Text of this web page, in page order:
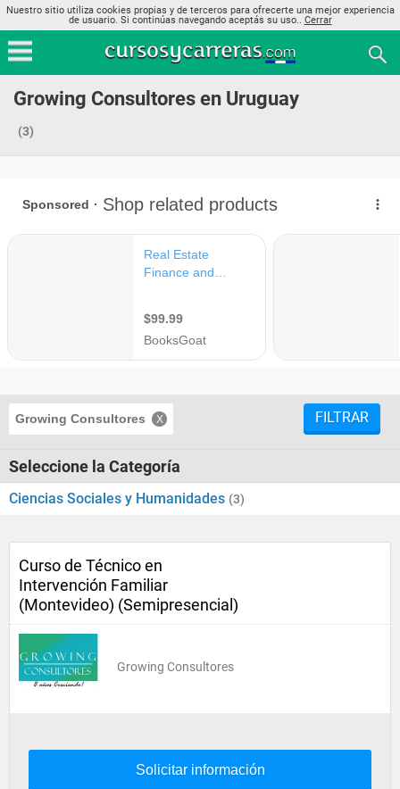
Nuestro sitio utiliza cookies propias y de terceros para ofrecerte una mejor experiencia
de usuario. Si continúas navegando aceptás su uso.. Cerrar
Growing Consultores en Uruguay
(3)
Growing Consultores FILTRAR
Seleccione la Categoría
Ciencias Sociales y Humanidades (3)
Curso de Técnico en
Intervención Familiar
(Montevideo) (Semipresencial)
Growing Consultores
Solicitar información